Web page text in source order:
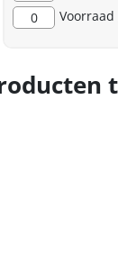
0
Voorraad